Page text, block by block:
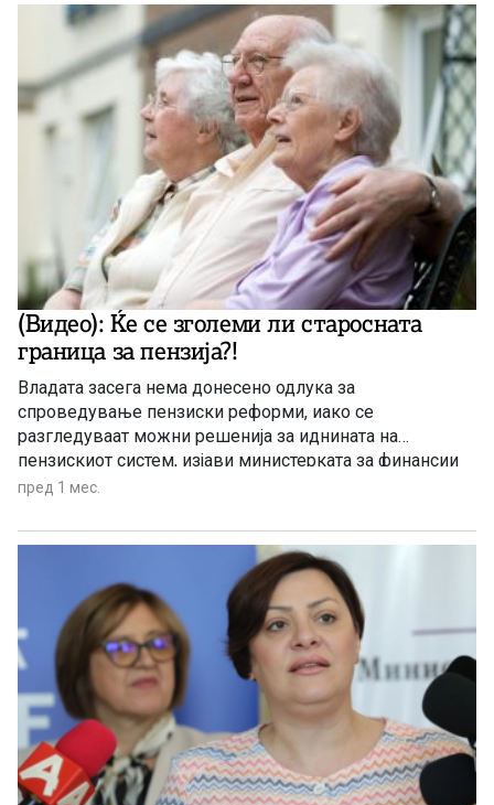
(Видео): Ќе се зголеми ли старосната
граница за пензија?!
Владата засега нема донесено одлука за
спроведување пензиски реформи, иако се
разгледуваат можни решенија за иднината на
пензискиот систем, изјави министерката за финансии
Гордана Димитриеска-Кочоска.
пред 1 мес.